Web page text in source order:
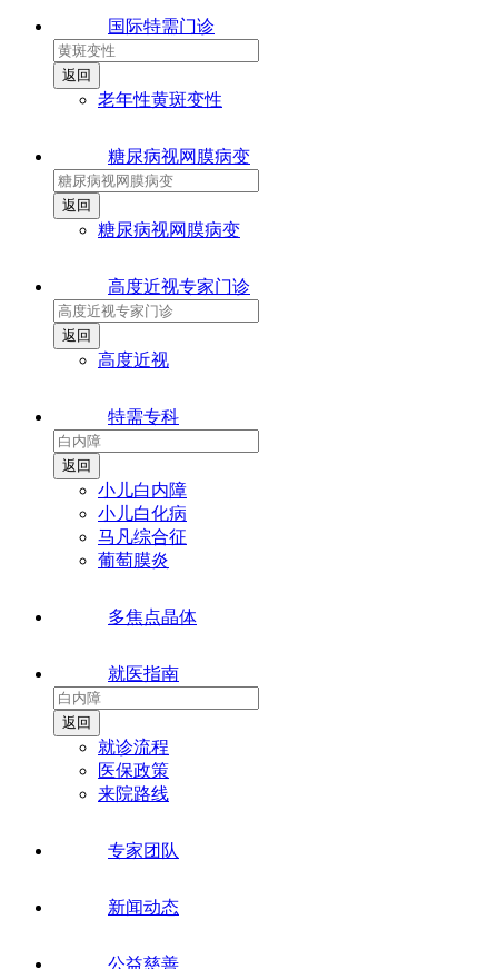
国际特需门诊
老年性黄斑变性
糖尿病视网膜病变
糖尿病视网膜病变
高度近视专家门诊
高度近视
特需专科
小儿白内障
小儿白化病
马凡综合征
葡萄膜炎
多焦点晶体
就医指南
就诊流程
医保政策
来院路线
专家团队
新闻动态
公益慈善